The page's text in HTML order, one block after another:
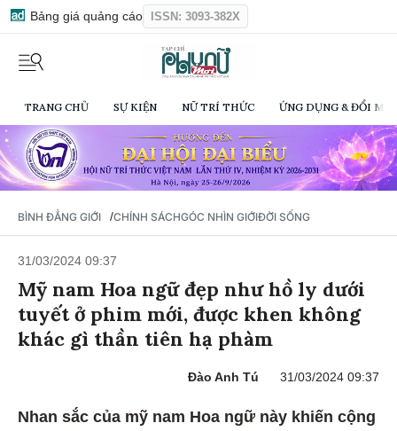
Bảng giá quảng cáo ISSN: 3093-382X
TRANG CHỦ SỰ KIỆN NỮ TRÍ THỨC ỨNG DỤNG & ĐỔI
BÌNH ĐẲNG GIỚI /CHÍNH SÁCHGÓC NHÌN GIỚIĐỜI SỐNG
31/03/2024 09:37
Mỹ nam Hoa ngữ đẹp như hồ ly dưới
tuyết ở phim mới, được khen không
khác gì thần tiên hạ phàm
Đào Anh Tú 31/03/2024 09:37
Nhan sắc của mỹ nam Hoa ngữ này khiến cộng